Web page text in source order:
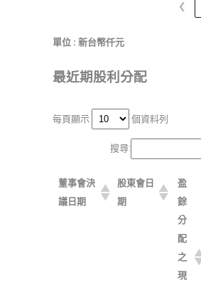
❮
單位 : 新台幣仟元
最近期股利分配
每頁顯示 個資料列
搜尋:
董事會決
議日期
股東會日
期
盈
餘
分
配
之
現